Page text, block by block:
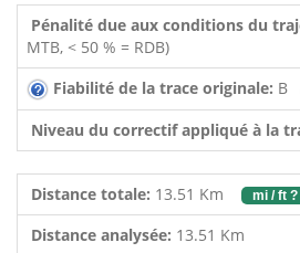
Pénalité due aux conditions du
MTB, < 50 % = RDB)
Fiabilité de la trace originale: B
Niveau du correctif appliqué à la
Distance totale: 13.51 Km mi / ft ?
Distance analysée: 13.51 Km